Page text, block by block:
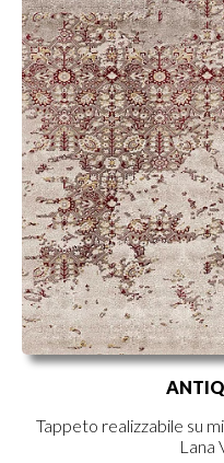
Tappeto realizzabile su
Lana